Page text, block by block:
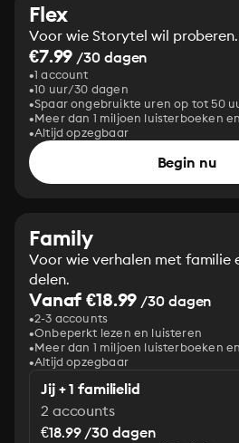
Flex
Voor wie Storytel wil proberen.
€7.99 /30 dagen
1 account
10 uur/30 dagen
Spaar ongebruikte uren op tot 50
Meer dan 1 miljoen luisterboeken
Altijd opzegbaar
Begin nu
Family
Voor wie verhalen met familie
delen.
Vanaf €18.99 /30 dagen
2-3 accounts
Onbeperkt lezen en luisteren
Meer dan 1 miljoen luisterboeken
Altijd opzegbaar
Jij + 1 familielid
2 accounts
€18.99 /30 dagen